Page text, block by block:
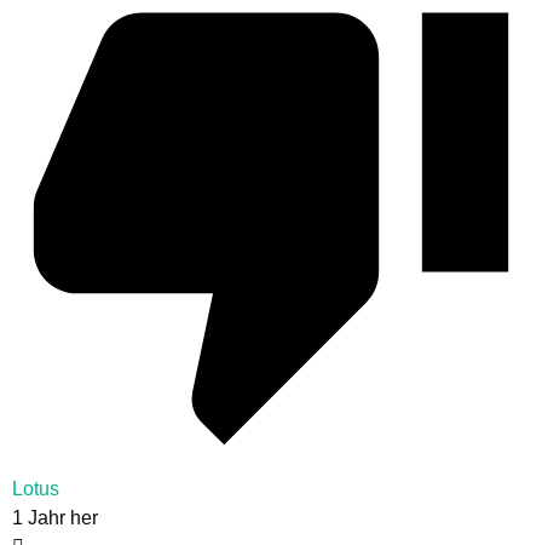
Lotus
1 Jahr her